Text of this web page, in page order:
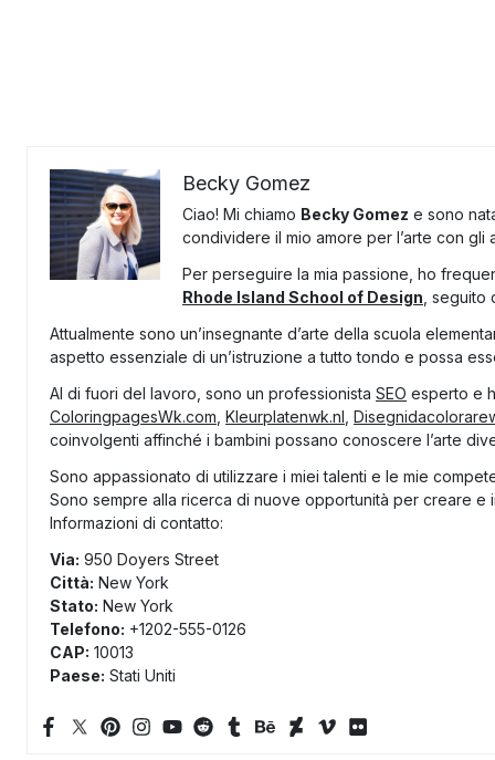
Becky Gomez
Ciao! Mi chiamo Becky Gomez e sono
condividere il mio amore per l’arte con gli
Per perseguire la mia passione, ho
Rhode Island School of Design ,
Attualmente sono un’insegnante d’arte della scuola
aspetto essenziale di un’istruzione a tutto tondo e possa
Al di fuori del lavoro, sono un professionista SEO esperto e
ColoringpagesWk.com Kleurplatenwk.nl
coinvolgenti affinché i bambini possano conoscere l’arte
Sono appassionato di utilizzare i miei talenti e le mie
Sono sempre alla ricerca di nuove opportunità per creare
Informazioni di contatto:
Via: 950 Doyers Street
Città: New York
Stato: New York
Telefono: +1202-555-0126
CAP: 10013
Paese: Stati Uniti